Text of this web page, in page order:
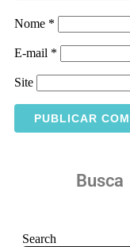
Nome *
E-mail *
Site
Busca
Search